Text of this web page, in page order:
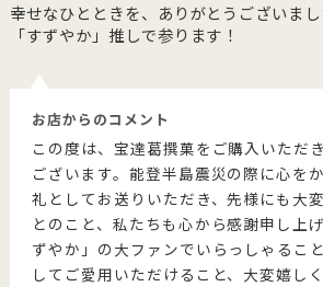
幸せなひとときを、ありがとうございまし
「すずやか」推しで参ります！
お店からのコメント
この度は、宝達葛撰菓をご購入いただ
ございます。能登半島震災の際に心を
礼としてお送りいただき、先様にも大
とのこと、私たちも心から感謝申し上
ずやか」の大ファンでいらっしゃるこ
してご愛用いただけること、大変嬉し